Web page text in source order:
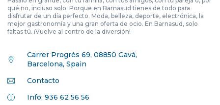
qué no, incluso solo. Porque en Barnasud tienes de todo para
disfrutar de un día perfecto. Moda, belleza, deporte, electrónica, la
mejor gastronomía y una gran oferta de ocio. En Barnasud, solo
faltas tú. ¡Vuelve al centro de la diversión!
Carrer Progrés 69, 08850 Gavá,
Barcelona, Spain
Contacto
Info: 936 62 56 56